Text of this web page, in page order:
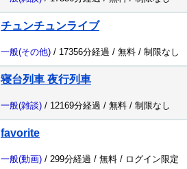
チュンチュンライブ
一般(その他) / 17356分経過 / 無料 / 制限なし
寝台列車 夜行列車
一般(雑談) / 12169分経過 / 無料 / 制限なし
favorite
一般(動画) / 299分経過 / 無料 / ログイン限定